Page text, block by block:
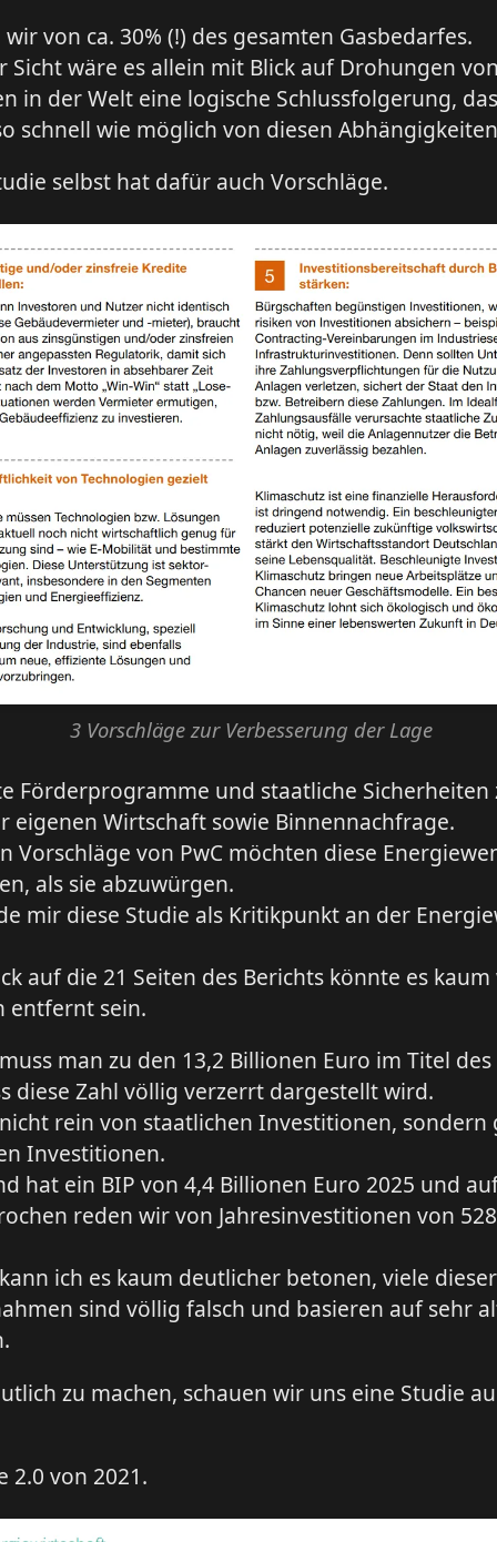
von ca. 30% (!) des gesamten Gasbedarfes.
Sicht wäre es allein mit Blick auf Drohungen
in der Welt eine logische Schlussfolgerung,
schnell wie möglich von diesen
selbst hat dafür auch Vorschläge.
3 Vorschläge zur Verbesserung der Lage
Förderprogramme und staatliche Sicherheiten
eigenen Wirtschaft sowie Binnennachfrage.
Vorschläge von PwC möchten diese
als sie abzuwürgen.
mir diese Studie als Kritikpunkt an der
auf die 21 Seiten des Berichts könnte es
entfernt sein.
man zu den 13,2 Billionen Euro im Titel
diese Zahl völlig verzerrt dargestellt wird.
rein von staatlichen Investitionen, sondern
Investitionen.
hat ein BIP von 4,4 Billionen Euro 2025 und
reden wir von Jahresinvestitionen von
ich es kaum deutlicher betonen, viele dieser
sind völlig falsch und basieren auf sehr
zu machen, schauen wir uns eine Studie
2.0 von 2021.